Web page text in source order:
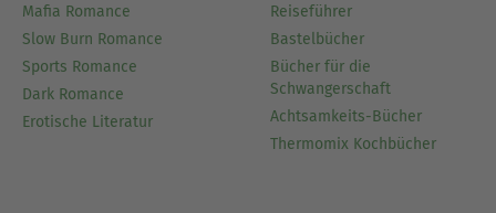
Mafia Romance
Slow Burn Romance
Sports Romance
Dark Romance
Erotische Literatur
Reiseführer
Bastelbücher
Bücher für die
Schwangerschaft
Achtsamkeits-Bücher
Thermomix Kochbücher